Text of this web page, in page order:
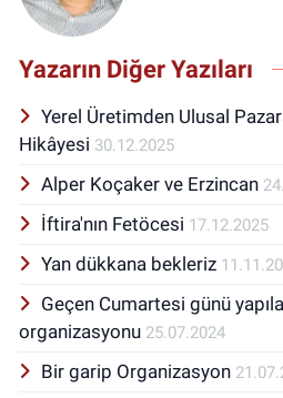
Yazarın Diğer Yazıları
Yerel Üretimden Ulusal
Hikâyesi 30.12.2025
Alper Koçaker ve Erzincan
İftira'nın Fetöcesi 17.12.2025
Yan dükkana bekleriz
Geçen Cumartesi günü
organizasyonu 25.07.2024
Bir garip Organizasyon